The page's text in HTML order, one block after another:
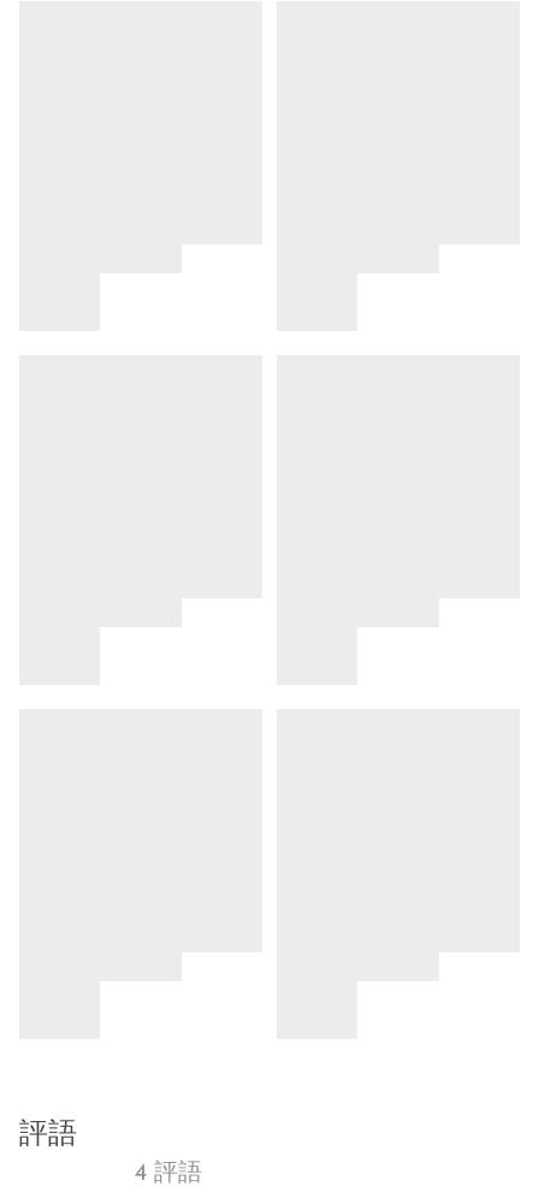
評語
4 評語